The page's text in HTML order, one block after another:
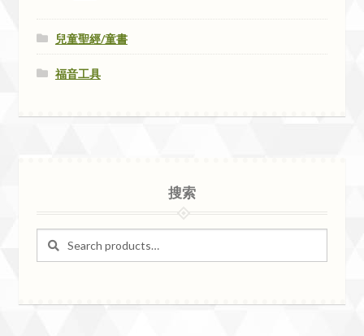
兒童聖經/童書
福音工具
搜索